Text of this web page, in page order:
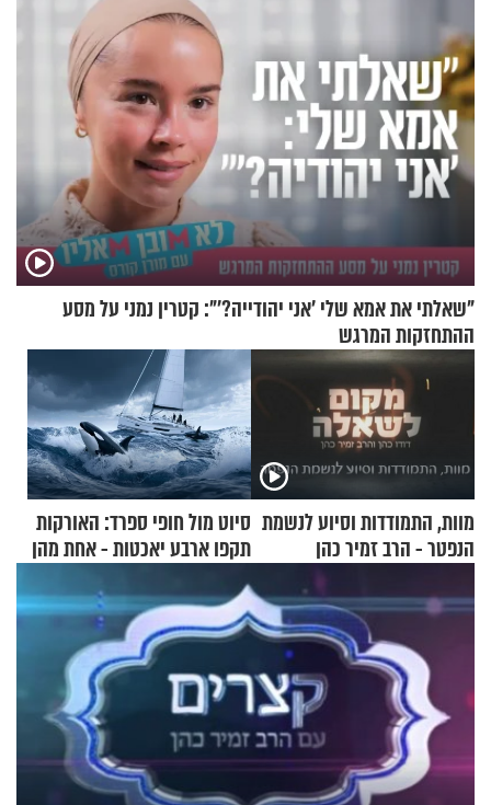
"שאלתי את אמא שלי 'אני יהודייה?'": קטרין נמני על מסע
ההתחזקות המרגש
מוות, התמודדות וסיוע לנשמת
הנפטר - הרב זמיר כהן
סיוט מול חופי ספרד: האורקות
תקפו ארבע יאכטות - אחת מהן
טבעה